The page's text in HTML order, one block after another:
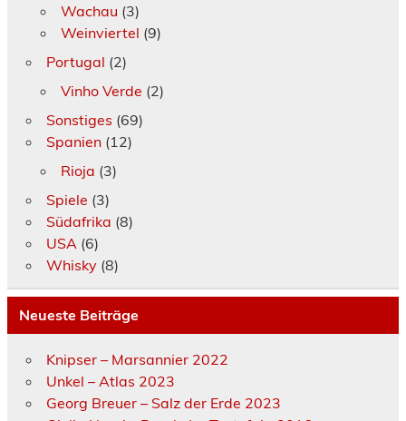
Wachau (3)
Weinviertel (9)
Portugal (2)
Vinho Verde (2)
Sonstiges (69)
Spanien(12)
Rioja (3)
Spiele (3)
Südafrika (8)
USA(6)
Whisky(8)
Neueste Beiträge
Knipser – Marsannier 2022
Unkel – Atlas 2023
Georg Breuer – Salz der Erde 2023